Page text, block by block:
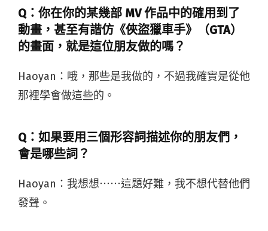
Q：你在你的某幾部 MV 作品中的確用到了
動畫，甚至有諧仿《俠盜獵車手》（GTA）
的畫面，就是這位朋友做的嗎？
Haoyan： 哦，那些是我做的，不過我確實是從他
那裡學會做這些的。
Q：如果要用三個形容詞描述你的朋友們，
會是哪些詞？
Haoyan： 我想想⋯⋯這題好難，我不想代替他們
發聲。